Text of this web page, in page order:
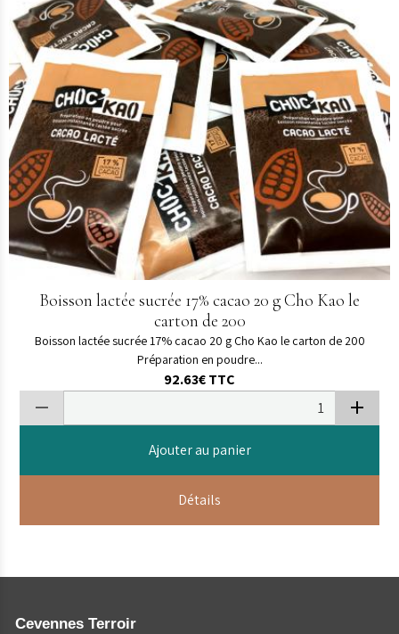
Boisson lactée sucrée 17% cacao 20 g Cho Kao le
carton de 200
Boisson lactée sucrée 17% cacao 20 g Cho Kao le carton de 200
Préparation en poudre...
92.63€TTC
Ajouter au panier
Détails
Cevennes Terroir